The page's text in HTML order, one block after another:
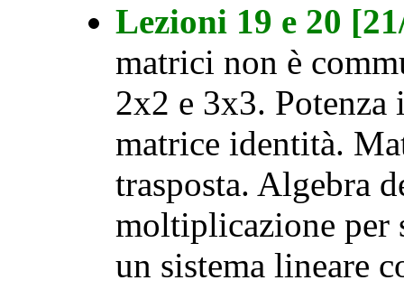
Lezioni 19 e 20
matrici non è
2x2 e 3x3. Potenza
matrice identità.
trasposta. Algebra
moltiplicazione per
un sistema lineare